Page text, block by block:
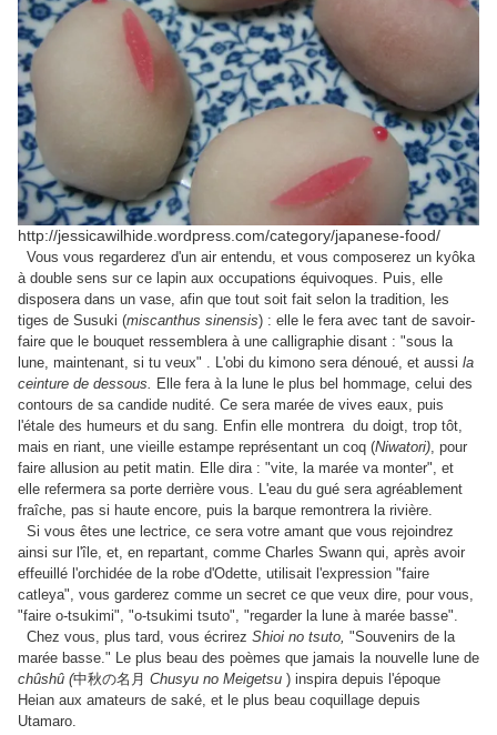
http://jessicawilhide.wordpress.com/category/japanese-food/
Vous vous regarderez d'un air entendu, et vous composerez un kyôka
à double sens sur ce lapin aux occupations équivoques. Puis, elle
disposera dans un vase, afin que tout soit fait selon la tradition, les
tiges de Susuki (miscanthus sinensis) : elle le fera avec tant de savoir-
faire que le bouquet ressemblera à une calligraphie disant : "sous la
lune, maintenant, si tu veux" .
L'obi du kimono sera dénoué, et aussi la
ceinture de dessous.
Elle fera à la lune le plus bel hommage, celui des
contours de sa candide nudité. Ce sera marée de vives eaux, puis
l'étale des humeurs et du sang. Enfin elle montrera du doigt, trop tôt,
mais en riant, une vieille estampe représentant un coq (Niwatori) , pour
faire allusion au petit matin. Elle dira : "vite, la marée va monter", et
elle refermera sa porte derrière vous. L'eau du gué sera agréablement
fraîche, pas si haute encore, puis la barque remontrera la rivière.
Si vous êtes une lectrice, ce sera votre amant que vous rejoindrez
ainsi sur l'île, et, en repartant, comme Charles Swann qui, après avoir
effeuillé l'orchidée de la robe d'Odette, utilisait l'expression "faire
catleya", vous garderez comme un secret ce que veux dire, pour vous,
"faire o-tsukimi", "o-tsukimi tsuto", "regarder la lune à marée basse".
Chez vous, plus tard, vous écrirez Shioi no tsuto, "Souvenirs de la
marée basse." Le plus beau des poèmes que jamais la nouvelle lune de
chûshû (中秋の名月 Chusyu no Meigetsu ) inspira depuis l'époque
Heian aux amateurs de saké, et le plus beau coquillage depuis
Utamaro.